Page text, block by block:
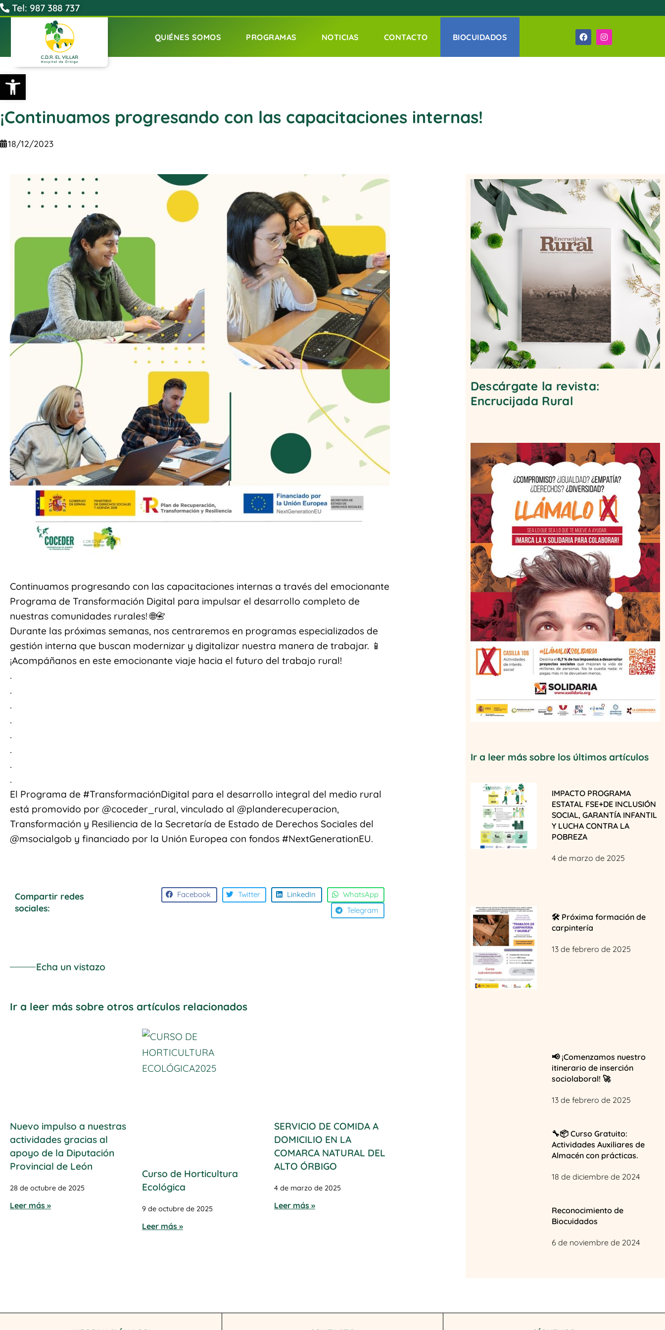
Abrir barra de herramientas
Tel: 987 388 737
QUIÉNES SOMOS PROGRAMAS NOTICIAS CONTACTO BIOCUIDADOS
¡Continuamos progresando con las capacitaciones internas!
18/12/2023
Continuamos progresando con las capacitaciones internas a través del emocionante
Programa de Transformación Digital para impulsar el desarrollo completo de
nuestras comunidades rurales! 🌐📇
Durante las próximas semanas, nos centraremos en programas especializados de
gestión interna que buscan modernizar y digitalizar nuestra manera de trabajar. 📱
¡Acompáñanos en este emocionante viaje hacia el futuro del trabajo rural!
.
.
.
.
.
.
.
.
El Programa de #TransformaciónDigital para el desarrollo integral del medio rural
está promovido por @coceder_rural, vinculado al @planderecuperacion,
Transformación y Resiliencia de la Secretaría de Estado de Derechos Sociales del
@msocialgob y financiado por la Unión Europea con fondos #NextGenerationEU.
Compartir redes
sociales:
Facebook Twitter LinkedIn
WhatsApp
Telegram
Echa un vistazo
Ir a leer más sobre otros artículos relacionados
Nuevo impulso a nuestras
actividades gracias al
apoyo de la Diputación
Provincial de León
28 de octubre de 2025
Leer más »
Curso de Horticultura
Ecológica
9 de octubre de 2025
Leer más »
SERVICIO DE COMIDA A
DOMICILIO EN LA
COMARCA NATURAL DEL
ALTO ÓRBIGO
4 de marzo de 2025
Leer más »
Descárgate la revista:
Encrucijada Rural
Ir a leer más sobre los últimos artículos
IMPACTO PROGRAMA
ESTATAL FSE+DE INCLUSIÓN
SOCIAL, GARANTÍA INFANTIL
Y LUCHA CONTRA LA
POBREZA
4 de marzo de 2025
🛠️ Próxima formación de
carpintería
13 de febrero de 2025
📢 ¡Comenzamos nuestro
itinerario de inserción
sociolaboral! 🚀
13 de febrero de 2025
🔧📦 Curso Gratuito:
Actividades Auxiliares de
Almacén con prácticas.
18 de diciembre de 2024
Reconocimiento de
Biocuidados
6 de noviembre de 2024